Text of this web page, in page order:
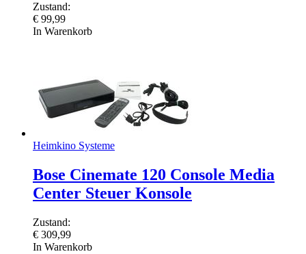
Zustand:
€ 99,99
In Warenkorb
Heimkino Systeme
Bose Cinemate 120 Console Media
Center Steuer Konsole
Zustand:
€ 309,99
In Warenkorb